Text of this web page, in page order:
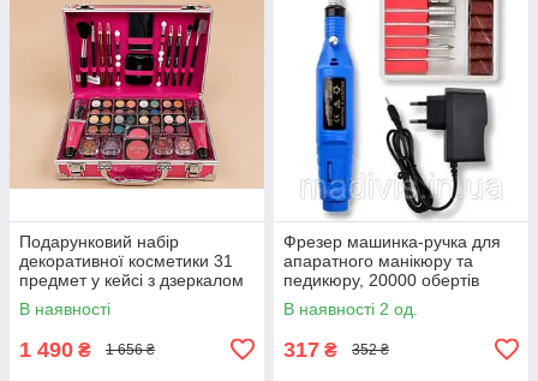
Подарунковий набір
декоративної косметики 31
предмет у кейсі з дзеркалом
GM19423, косметичний набір
для макіяжу
В наявності
1 490 ₴ 1 656 ₴
Фрезер машинка-ручка для
апаратного манікюру та
педикюру, 20000 обертів
В наявності 2 од.
317 ₴ 352 ₴